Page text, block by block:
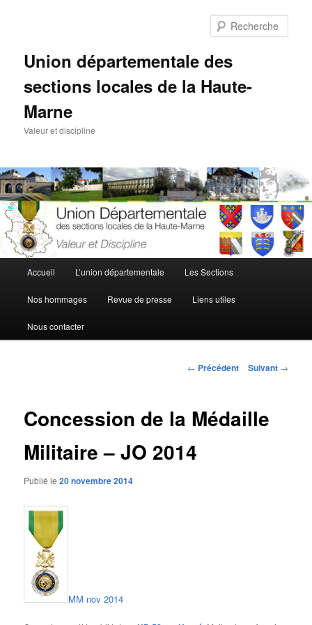
Union départementale des
sections locales de la Haute-
Marne
Valeur et discipline
principal
Accueil L’union départementale Les Sections
Nos hommages Revue de presse Liens utiles
Nous contacter
Navigation
← Précédent Suivant →
Concession de la Médaille
Militaire – JO 2014
Publié le20 novembre 2014
MM nov 2014